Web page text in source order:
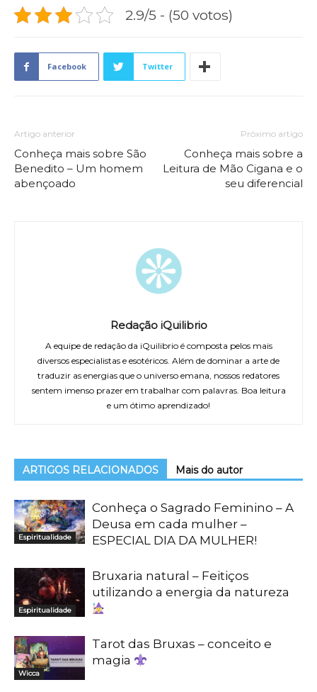
2.9/5 - (50 votos)
Facebook Twitter
Artigo anterior
Conheça mais sobre São
Benedito – Um homem
abençoado
Próximo artigo
Conheça mais sobre a
Leitura de Mão Cigana e o
seu diferencial
Redação iQuilibrio
A equipe de redação da iQuilibrio é composta pelos mais
diversos especialistas e esotéricos. Além de dominar a arte de
traduzir as energias que o universo emana, nossos redatores
sentem imenso prazer em trabalhar com palavras. Boa leitura
e um ótimo aprendizado!
ARTIGOS RELACIONADOS Mais do autor
Espiritualidade
Conheça o Sagrado Feminino – A
Deusa em cada mulher –
ESPECIAL DIA DA MULHER!
Espiritualidade
Bruxaria natural – Feitiços
utilizando a energia da natureza
Wicca
Tarot das Bruxas – conceito e
magia